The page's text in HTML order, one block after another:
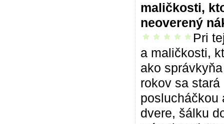
maličkosti,
neoverený
vrelo odporúčam
Pri
a maličkosti,
ako
rokov sa
poslucháčkou
dvere, šálku